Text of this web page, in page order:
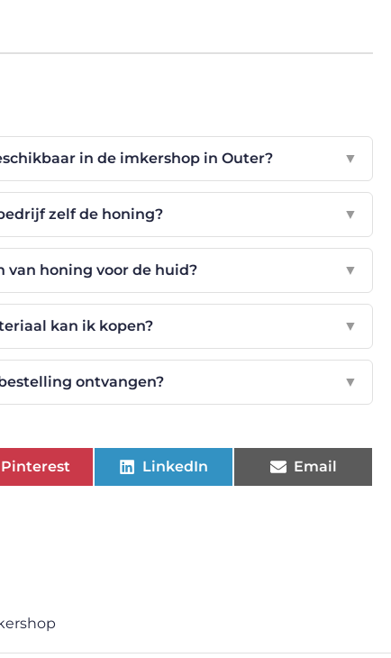
in de imkershop in Outer? ▼
zelf de honing? ▼
van honing voor de huid? ▼
kan ik kopen? ▼
ontvangen? ▼
Pinterest LinkedIn Email